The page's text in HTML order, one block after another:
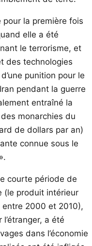
pour la première fois
elle a été
le terrorisme, et
des technologies
punition pour le
pendant la guerre
entraîné la
monarchies du
de dollars par an)
connue sous le
courte période de
(le produit intérieur
entre 2000 et 2010),
a été
dans l’économie